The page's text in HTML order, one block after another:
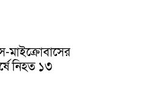
মাইক্রোবাসের
নিহত ১৩